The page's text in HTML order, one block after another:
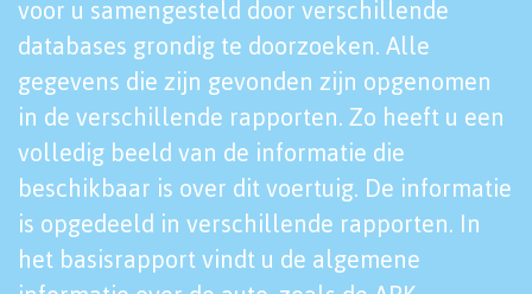
voor u samengesteld door verschillende
databases grondig te doorzoeken. Alle
gegevens die zijn gevonden zijn opgenomen
in de verschillende rapporten. Zo heeft u een
volledig beeld van de informatie die
beschikbaar is over dit voertuig. De informatie
is opgedeeld in verschillende rapporten. In
het basisrapport vindt u de algemene